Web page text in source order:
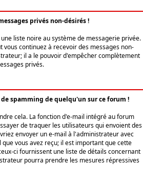
privés non-désirés !
liste noire au système de messagerie privée.
vous continuez à recevoir des messages non-
il a le pouvoir d'empêcher complètement
privés.
spamming de quelqu'un sur ce forum !
cela. La fonction d'e-mail intégré au forum
de traquer les utilisateurs qui envoient des
envoyer un e-mail à l'administrateur avec
vous avez reçu; il est important que cette
ci fournissent une liste de détails concernant
pourra prendre les mesures répressives